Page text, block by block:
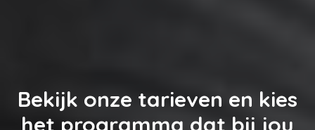
Bekijk onze tarieven en kies
het programma dat bij jou